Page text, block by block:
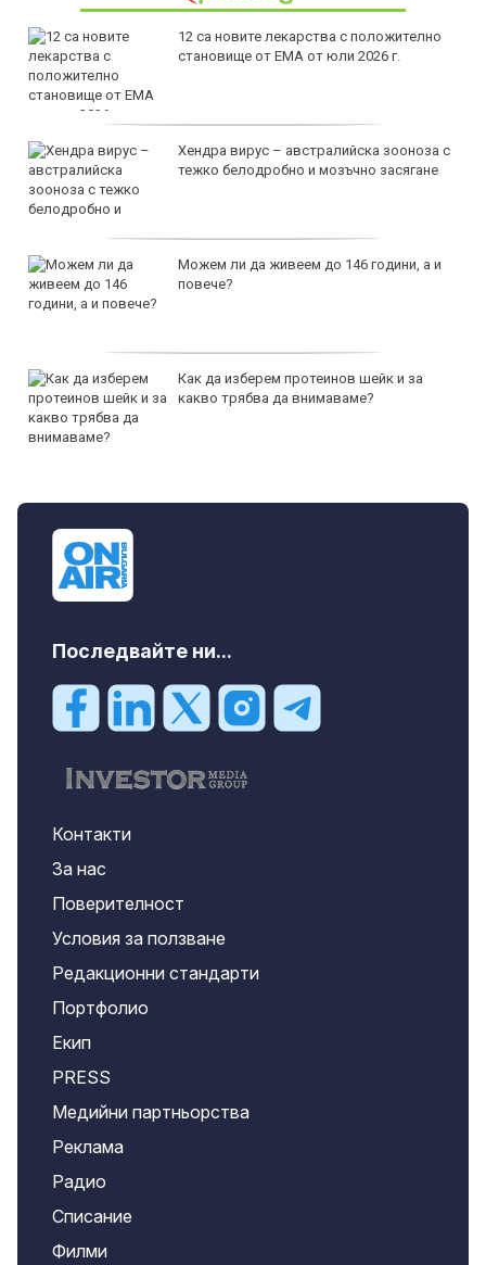
12 са новите лекарства с положително
становище от ЕМА от юли 2026 г.
Хендра вирус – австралийска зооноза с
тежко белодробно и мозъчно засягане
Можем ли да живеем до 146 години, а и
повече?
Как да изберем протеинов шейк и за
какво трябва да внимаваме?
Последвайте ни...
Контакти
За нас
Поверителност
Условия за ползване
Редакционни стандарти
Портфолио
Екип
PRESS
Медийни партньорства
Реклама
Радио
Списание
Филми